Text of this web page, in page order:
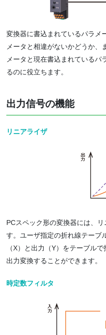
変換器に書込まれているパラメ
メータと相違がないかどうか、
メータと現在書込まれているパ
るのに役立ちます。
出力信号の機能
リニアライザ
PCスペック形の変換器には、
す。ユーザ指定の折れ線テーブ
（X）と出力（Y）をテーブル
出力変換することができます。
時定数フィルタ